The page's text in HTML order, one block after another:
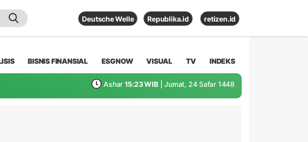
Deutsche Welle Republika.id retizen.id
BISNIS FINANSIAL ESGNOW VISUAL TV INDEKS
Ashar 15:23 WIB | Jumat, 24 Safar 1448